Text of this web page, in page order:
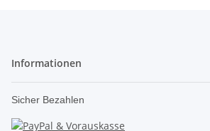
Informationen
Sicher Bezahlen